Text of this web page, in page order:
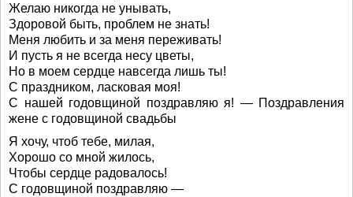
Желаю никогда не унывать,
Здоровой быть, проблем не знать!
Меня любить и за меня переживать!
И пусть я не всегда несу цветы,
Но в моем сердце навсегда лишь ты!
С праздником, ласковая моя!
С нашей годовщиной поздравляю я! — Поздравления
жене с годовщиной свадьбы
Я хочу, чтоб тебе, милая,
Хорошо со мной жилось,
Чтобы сердце радовалось!
С годовщиной поздравляю —